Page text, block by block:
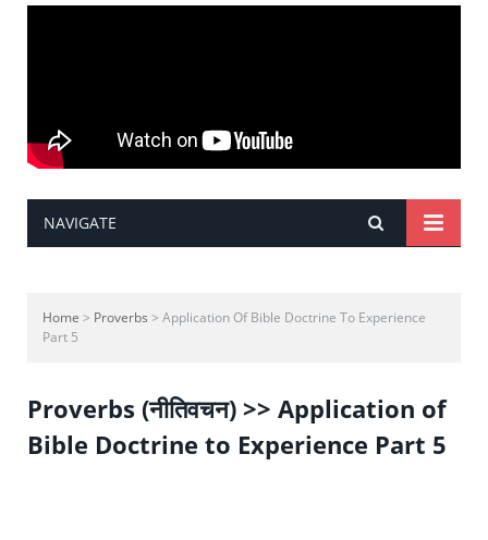
NAVIGATE
Home > Proverbs > Application Of Bible Doctrine To Experience
Part 5
Proverbs (नीतिवचन) >> Application of
Bible Doctrine to Experience Part 5